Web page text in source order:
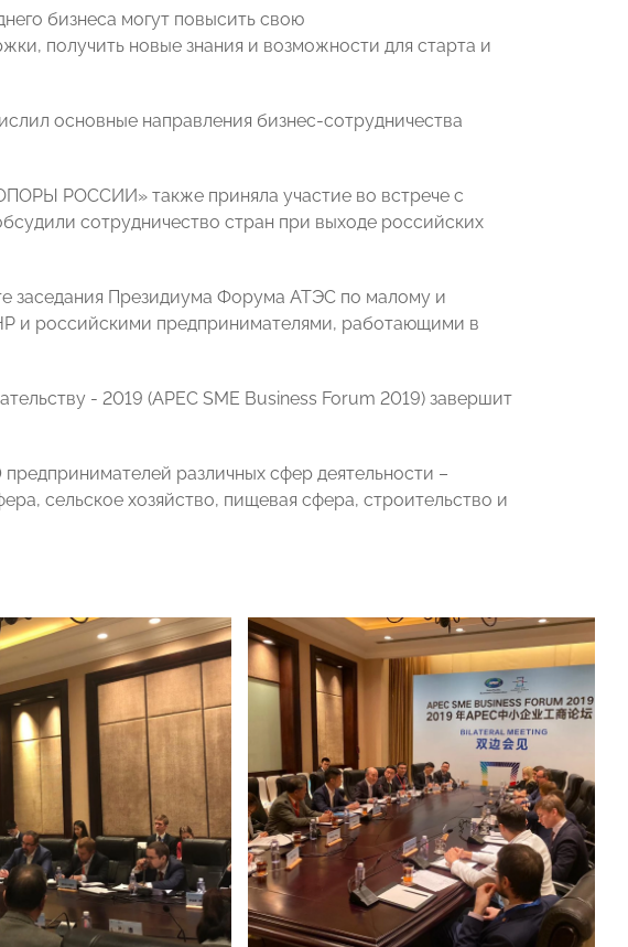
бизнеса могут повысить свою
получить новые знания и возможности для старта и
основные направления бизнес-сотрудничества
РОССИИ» также приняла участие во встрече с
сотрудничество стран при выходе российских
заседания Президиума Форума АТЭС по малому и
и российскими предпринимателями, работающими в
- 2019 (APEC SME Business Forum 2019) завершит
различных сфер деятельности –
сельское хозяйство, пищевая сфера, строительство и